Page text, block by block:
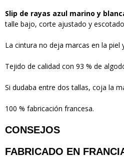
Slip de rayas azul marino y
talle bajo, corte ajustado y
La cintura no deja marcas en la piel
Tejido de calidad con 93 % de
Si dudaba entre dos tallas, coja la
100 % fabricación francesa.
CONSEJOS
FABRICADO EN